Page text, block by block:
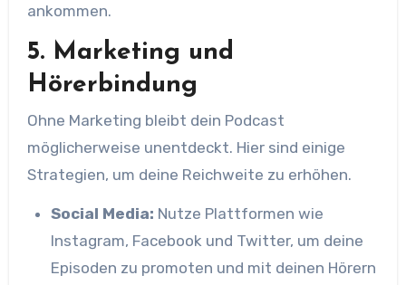
ankommen.
5. Marketing und
Hörerbindung
Ohne Marketing bleibt dein Podcast
möglicherweise unentdeckt. Hier sind einige
Strategien, um deine Reichweite zu erhöhen.
Social Media: Nutze Plattformen wie
Instagram, Facebook und Twitter, um deine
Episoden zu promoten und mit deinen Hörern